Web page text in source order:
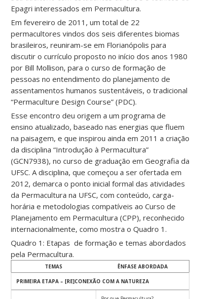
Epagri interessados em Permacultura.
Em fevereiro de 2011, um total de 22
permacultores vindos dos seis diferentes biomas
brasileiros, reuniram-se em Florianópolis para
discutir o currículo proposto no início dos anos 1980
por Bill Mollison, para o curso de formação de
pessoas no entendimento do planejamento de
assentamentos humanos sustentáveis, o tradicional
“Permaculture Design Course” (PDC).
Esse encontro deu origem a um programa de
ensino atualizado, baseado nas energias que fluem
na paisagem, e que inspirou ainda em 2011 a criação
da disciplina “Introdução à Permacultura”
(GCN7938), no curso de graduação em Geografia da
UFSC. A disciplina, que começou a ser ofertada em
2012, demarca o ponto inicial formal das atividades
da Permacultura na UFSC, com conteúdo, carga-
horária e metodologias compatíveis ao Curso de
Planejamento em Permacultura (CPP), reconhecido
internacionalmente, como mostra o Quadro 1.
Quadro 1: Etapas de formação e temas abordados
pela Permacultura.
TEMAS ÊNFASE ABORDADA
PRIMEIRA ETAPA – [RE]CONEXÃO COM A NATUREZA